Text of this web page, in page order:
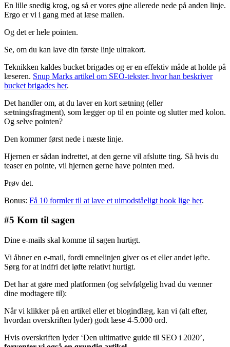
En lille snedig krog, og så er vores øjne allerede nede på anden linje.
Ergo er vi i gang med at læse mailen.
Og det er hele pointen.
Se, om du kan lave din første linje ultrakort.
Teknikken kaldes bucket brigades og er en effektiv måde at holde på
læseren. Snup Marks artikel om SEO-tekster, hvor han beskriver
bucket brigades her.
Det handler om, at du laver en kort sætning (eller
sætningsfragment), som lægger op til en pointe og slutter med kolon.
Og selve pointen?
Den kommer først nede i næste linje.
Hjernen er sådan indrettet, at den gerne vil afslutte ting. Så hvis du
teaser en pointe, vil hjernen gerne have pointen med.
Prøv det.
Bonus: Få 10 formler til at lave et uimodståeligt hook lige her.
#5 Kom til sagen
Dine e-mails skal komme til sagen hurtigt.
Vi åbner en e-mail, fordi emnelinjen giver os et eller andet løfte.
Sørg for at indfri det løfte relativt hurtigt.
Det har at gøre med platformen (og selvfølgelig hvad du vænner
dine modtagere til):
Når vi klikker på en artikel eller et blogindlæg, kan vi (alt efter,
hvordan overskriften lyder) godt læse 4-5.000 ord.
Hvis overskriften lyder ‘Den ultimative guide til SEO i 2020’,